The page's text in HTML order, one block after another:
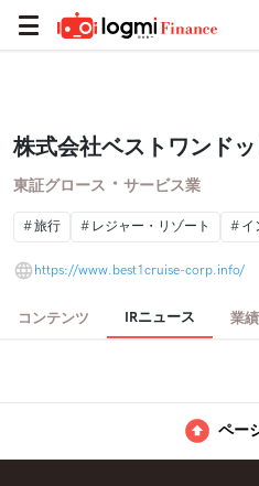
株式会社ベストワンド
東証グロース ・ サービス業
旅行 レジャー・リゾート イ
https://www.best1cruise-corp.info/
コンテンツ IRニュース 業
ペー